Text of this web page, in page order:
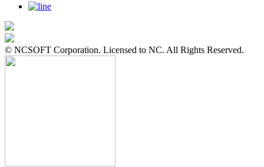
© NCSOFT Corporation. Licensed to NC. All Rights Reserved.